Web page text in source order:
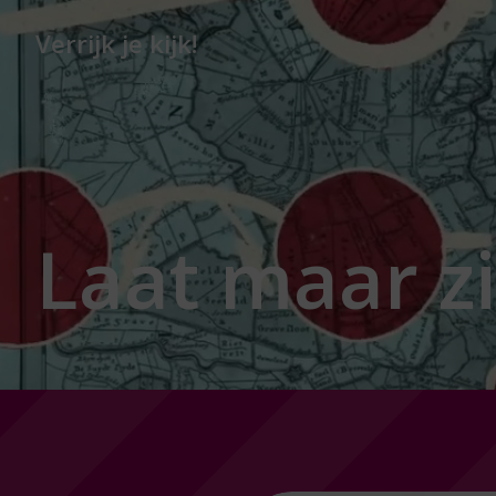
Verrijk je kijk!
Laat maar